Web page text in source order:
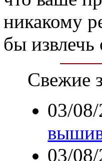
никакому
бы
Свежие
03/
03/